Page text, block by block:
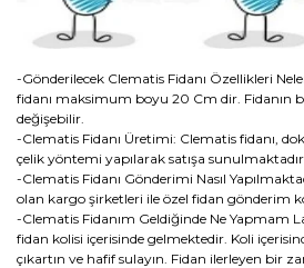
-Gönderilecek Clematis Fidanı Özellikleri
fidanı maksimum boyu 20 Cm dir. Fidanın
değişebilir.
-Clematis Fidanı Üretimi: Clematis fidanı,
çelik yöntemi yapılarak satışa sunulmaktadır.
-Clematis Fidanı Gönderimi Nasıl
olan kargo şirketleri ile özel fidan gönderim
-Clematis Fidanım Geldiğinde Ne Yapmam
fidan kolisi içerisinde gelmektedir. Koli
çıkartın ve hafif sulayın. Fidan ilerleyen bir